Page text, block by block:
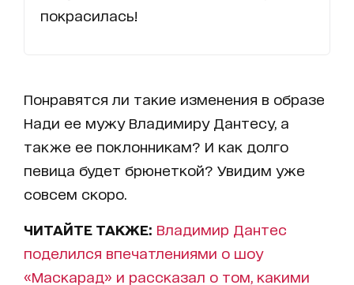
покрасилась!
Понравятся ли такие изменения в образе
Нади ее мужу Владимиру Дантесу, а
также ее поклонникам? И как долго
певица будет брюнеткой? Увидим уже
совсем скоро.
ЧИТАЙТЕ ТАКЖЕ: Владимир Дантес
поделился впечатлениями о шоу
«Маскарад» и рассказал о том, какими